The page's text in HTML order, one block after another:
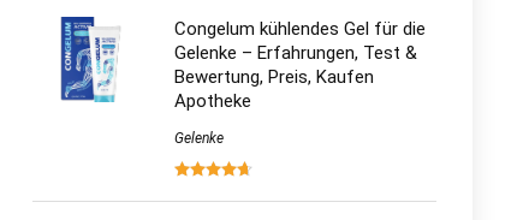
Congelum kühlendes Gel für die
Gelenke – Erfahrungen, Test &
Bewertung, Preis, Kaufen
Apotheke
Gelenke